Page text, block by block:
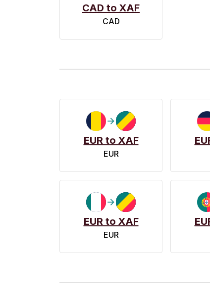
CAD to XAF
CAD
EUR to XAF
EUR
EUR to XAF
EUR